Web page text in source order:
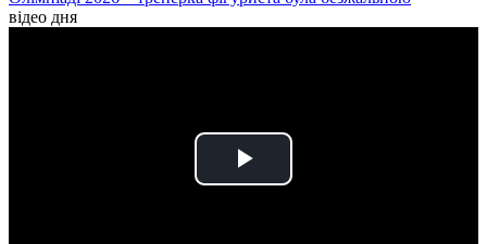
відео дня
Play